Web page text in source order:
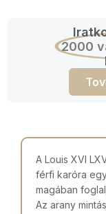
2000
A Louis XVI
férfi karóra
magában
Az arany